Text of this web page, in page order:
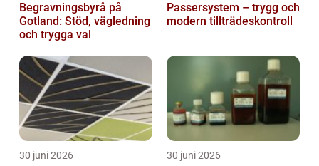
Begravningsbyrå på
Gotland: Stöd, vägledning
och trygga val
Passersystem – trygg och
modern tillträdeskontroll
30 juni 2026 30 juni 2026